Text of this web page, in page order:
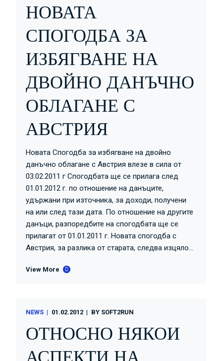
НОВАТА
СПОГОДБА ЗА
ИЗБЯГВАНЕ НА
ДВОЙНО ДАНЪЧНО
ОБЛАГАНЕ С
АВСТРИЯ
Новата Спогодба за избягване на двойно
данъчно облагане с Австрия влезе в сила от
03.02.2011 г Спогодбата ще се прилага след
01.01.2012 г. по отношение на данъците,
удържани при източника, за доходи, получени
на или след тази дата. По отношение на другите
данъци, разпоредбите на спогодбата ще се
прилагат от 01.01.2011 г. Новата спогодба с
Австрия, за разлика от старата, следва изцяло...
View More
NEWS 01.02.2012 BY SOFT2RUN
ОТНОСНО НЯКОИ